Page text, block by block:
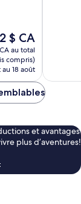
CA
$ CA
au total
compris)
au 18 août
et avantages
plus d’aventures!